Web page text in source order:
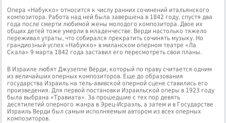
Опера «Набукко» относится к числу ранних сочинений итальянского
композитора. Работа над ней была завершена в 1842 году, спустя два
года после смерти любимой жены молодого композитора. Двое их
общих детей тоже умерли в младенчестве. Верди настолько тяжело
переживал утраты, что собирался прекратить сочинять музыку. Но
грандиозный успех «Набукко» в миланском оперном театре «Ла
Скала» 9 марта 1842 года заставил его пересмотреть свои планы.
В Израиле любят Джузеппе Верди, который по праву считается одним
из величайших оперных композиторов. Еще до образования
государства Израиль на тель-авивской оперной сцене ставились его
произведения. Для первой постановки Израильской оперы в 1923 году
была выбрана «Травиата». За прошедшие с тех пор девять
десятилетий оперного жанра в Эрец-Исраэль, а затем и в Государстве
Израиль Верди был самым исполняемым автором из всех оперных
композиторов.